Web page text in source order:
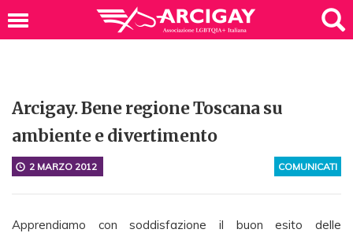
Arcigay. Bene regione Toscana su
ambiente e divertimento
COMUNICATI
2 MARZO 2012
Apprendiamo con soddisfazione il buon esito delle